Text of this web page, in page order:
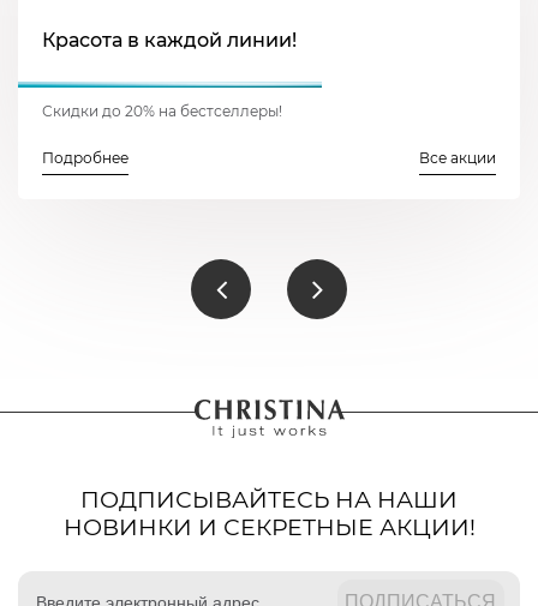
Красота в каждой линии!
Скидки до 20% на бестселлеры!
Подробнее Все акции
ПОДПИСЫВАЙТЕСЬ НА НАШИ
НОВИНКИ И СЕКРЕТНЫЕ АКЦИИ!